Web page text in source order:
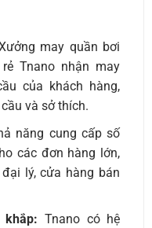
may quần bơi
Tnano nhận may
của khách hàng,
và sở thích.
năng cung cấp số
các đơn hàng lớn,
lý, cửa hàng bán
khắp: Tnano có hệ